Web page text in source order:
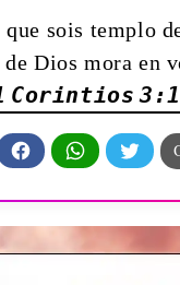
que sois templo
Dios mora en
Corintios